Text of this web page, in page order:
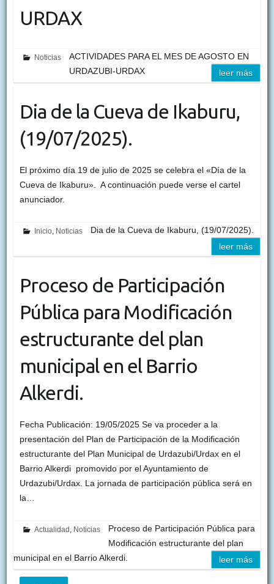
URDAX
Noticias
ACTIVIDADES PARA EL MES DE AGOSTO EN
URDAZUBI-URDAX
leer más
Dia de la Cueva de Ikaburu,
(19/07/2025).
El próximo día 19 de julio de 2025 se celebra el «Día de la
Cueva de Ikaburu». A continuación puede verse el cartel
anunciador.
Inicio, Noticias
Dia de la Cueva de Ikaburu, (19/07/2025).
leer más
Proceso de Participación
Pública para Modificación
estructurante del plan
municipal en el Barrio
Alkerdi.
Fecha Publicación: 19/05/2025 Se va proceder a la
presentación del Plan de Participación de la Modificación
estructurante del Plan Municipal de Urdazubi/Urdax en el
Barrio Alkerdi promovido por el Ayuntamiento de
Urdazubi/Urdax. La jornada de participación pública será en
la…
Actualidad , Noticias
Proceso de Participación Pública para
Modificación estructurante del plan
municipal en el Barrio Alkerdi.
leer más